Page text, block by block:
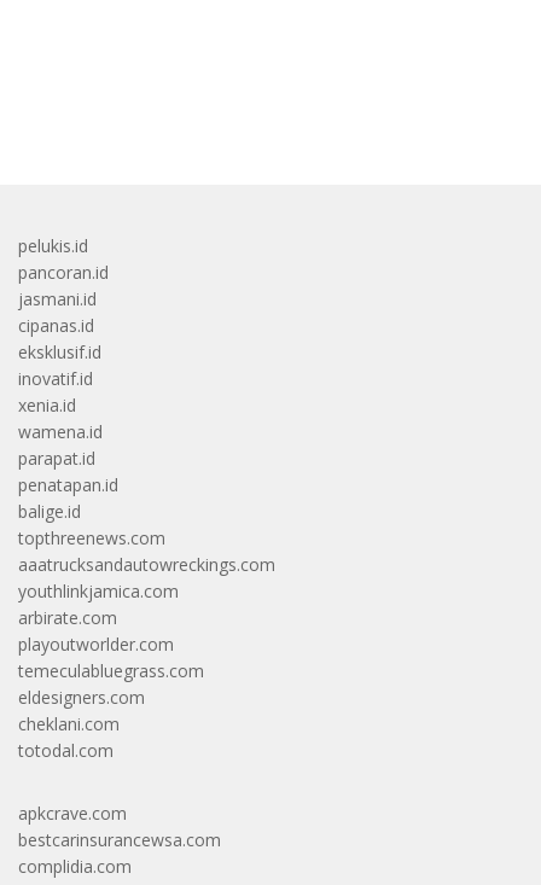
pelukis.id
pancoran.id
jasmani.id
cipanas.id
eksklusif.id
inovatif.id
xenia.id
wamena.id
parapat.id
penatapan.id
balige.id
topthreenews.com
aaatrucksandautowreckings.com
youthlinkjamica.com
arbirate.com
playoutworlder.com
temeculabluegrass.com
eldesigners.com
cheklani.com
totodal.com
apkcrave.com
bestcarinsurancewsa.com
complidia.com